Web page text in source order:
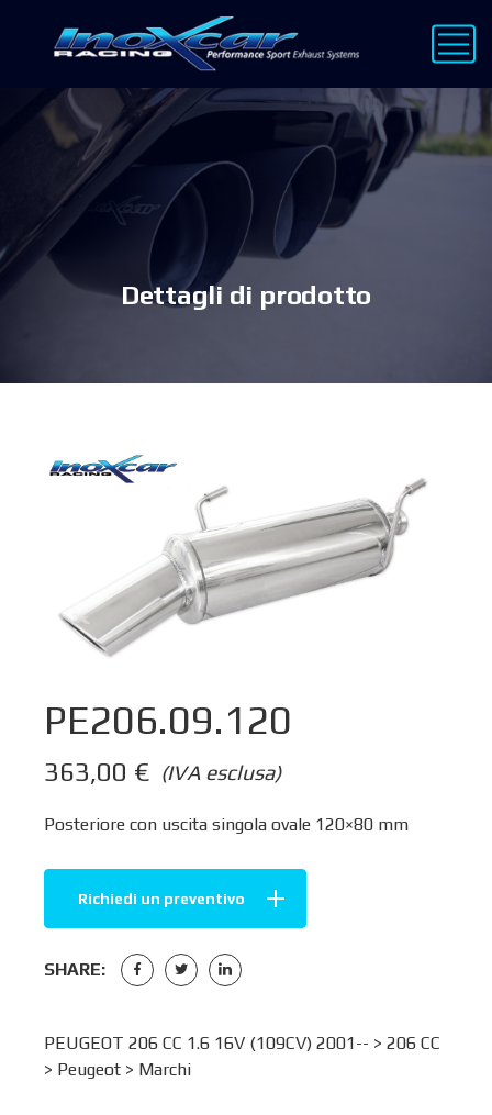
Dettagli di prodotto
PE206.09.120
(IVA esclusa)
363,00 €
Posteriore con uscita singola ovale 120×80 mm
Richiedi un preventivo
SHARE:
PEUGEOT 206 CC 1.6 16V (109CV) 2001-- > 206 CC
> Peugeot > Marchi